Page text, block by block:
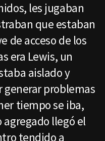
les jugaban
que estaban
de acceso de los
era Lewis, un
aislado y
generar problemas
tiempo se iba,
llegó el
tendido a